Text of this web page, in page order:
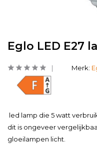
Eglo LED E27
Merk:
led lamp die 5 watt
dit is ongeveer
gloeilampen licht.